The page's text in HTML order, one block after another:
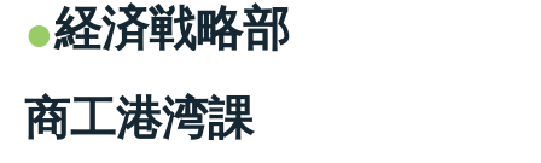
経済戦略部
商工港湾課